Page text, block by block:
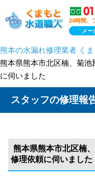
24時間、
メー
熊本の水漏れ修理業者 く
熊本県熊本市北区楠、菊
に伺いました
スタッフの修理報
熊本県熊本市北区楠
修理依頼に伺いました